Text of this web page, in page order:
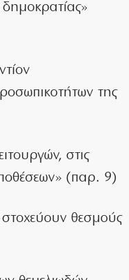
της
στις
(παρ. 9)
θεσμούς